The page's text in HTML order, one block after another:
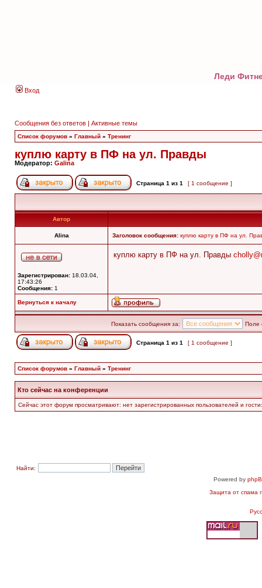
Леди
Вход
Сообщения без ответов | Активные темы
Список форумов » Главный » Тренинг
куплю карту в ПФ на ул. Правды
Модератор: Galina
Страница 1 из 1 [ 1 сообщение ]
Автор
Alina Заголовок сообщения: куплю карту в ПФ на ул.
Зарегистрирован: 18.03.04,
17:43:26
Сообщения: 1
куплю карту в ПФ на ул. Правды
Вернуться к началу
Показать сообщения за: Поле
Страница 1 из 1 [ 1 сообщение ]
Список форумов » Главный » Тренинг
Кто сейчас на конференции
Сейчас этот форум просматривают: нет зарегистрированных пользователей и
Найти:
Powered by
Защита от спама